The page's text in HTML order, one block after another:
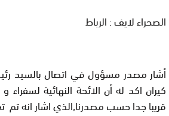
الصحراء لايف : الرباط
أشار مصدر مسؤول في اتصال بالسيد
كيران اكد له أن الائحة النهائية
قريبا جدا حسب مصدرنا,الذي اشار انه تم